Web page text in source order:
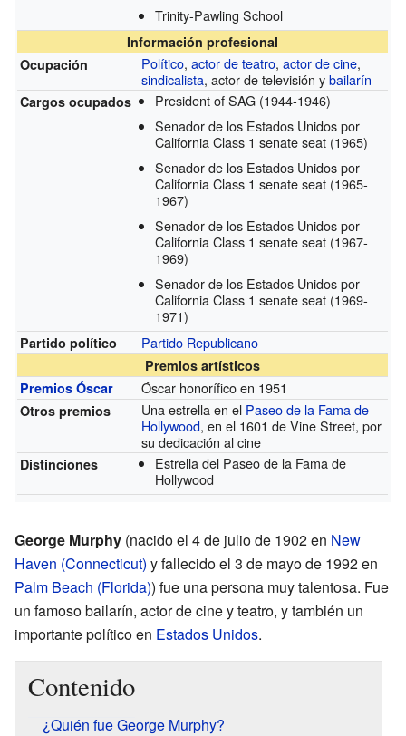
Trinity-Pawling School
Información profesional
Ocupación
Político,actor de teatro,actor de cine,
sindicalista, actor de televisión ybailarín
Cargos ocupados President of SAG (1944-1946)
Senador de los Estados Unidos por
California Class 1 senate seat (1965)
Senador de los Estados Unidos por
California Class 1 senate seat (1965-
1967)
Senador de los Estados Unidos por
California Class 1 senate seat (1967-
1969)
Senador de los Estados Unidos por
California Class 1 senate seat (1969-
1971)
Partido político Partido Republicano
Premios artísticos
Premios Óscar
Óscar honorífico en 1951
Otros premios Una estrella en el Paseo de la Fama de
Hollywood, en el 1601 de Vine Street, por
su dedicación al cine
Distinciones
Estrella del Paseo de la Fama de
Hollywood
George Murphy (nacido el 4 de julio de 1902 en New
Haven (Connecticut) y fallecido el 3 de mayo de 1992 en
Palm Beach (Florida)) fue una persona muy talentosa. Fue
un famoso bailarín, actor de cine y teatro, y también un
importante político en Estados Unidos.
Contenido
¿Quién fue George Murphy?